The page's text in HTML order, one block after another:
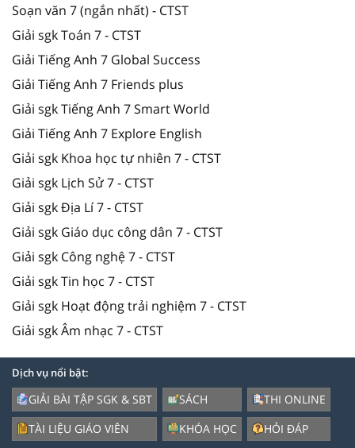
Soạn văn 7 (ngắn nhất) - CTST
Giải sgk Toán 7 - CTST
Giải Tiếng Anh 7 Global Success
Giải Tiếng Anh 7 Friends plus
Giải sgk Tiếng Anh 7 Smart World
Giải Tiếng Anh 7 Explore English
Giải sgk Khoa học tự nhiên 7 - CTST
Giải sgk Lịch Sử 7 - CTST
Giải sgk Địa Lí 7 - CTST
Giải sgk Giáo dục công dân 7 - CTST
Giải sgk Công nghệ 7 - CTST
Giải sgk Tin học 7 - CTST
Giải sgk Hoạt động trải nghiệm 7 - CTST
Giải sgk Âm nhạc 7 - CTST
Dịch vụ nổi bật:
GIẢI BÀI TẬP SGK & SBT
TÀI LIỆU GIÁO VIÊN
SÁCH
KHÓA HỌC
THI ONLINE
HỎI ĐÁP